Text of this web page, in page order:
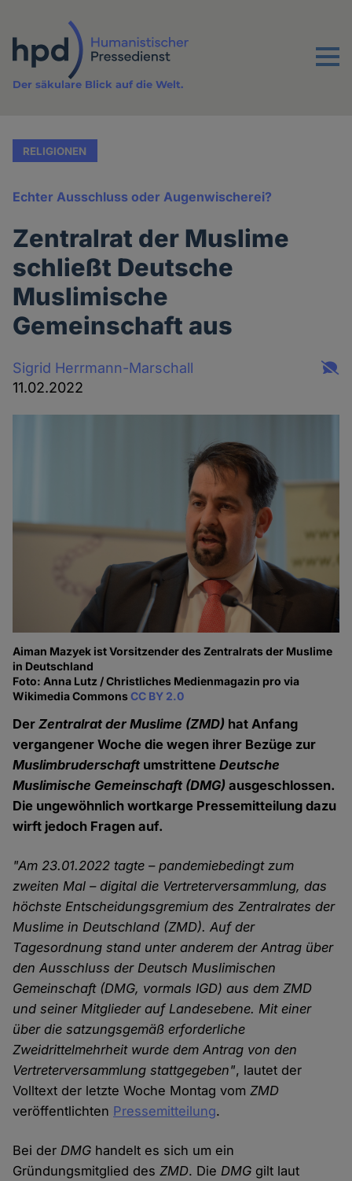
Inhalt
Menu
Der säkulare Blick auf die Welt.
RELIGIONEN
Echter Ausschluss oder Augenwischerei?
Zentralrat der Muslime
schließt Deutsche
Muslimische
Gemeinschaft aus
Sigrid Herrmann-Marschall
11.02.2022
Aiman Mazyek ist Vorsitzender des Zentralrats der Muslime
in Deutschland
Foto: Anna Lutz / Christliches Medienmagazin pro via
Wikimedia CommonsCC BY 2.0
DerZentralrat der Muslime (ZMD) hat Anfang
vergangener Woche die wegen ihrer Bezüge zur
Muslimbruderschaft umstritteneDeutsche
Muslimische Gemeinschaft (DMG) ausgeschlossen.
Die ungewöhnlich wortkarge Pressemitteilung dazu
wirft jedoch Fragen auf.
"Am 23.01.2022 tagte – pandemiebedingt zum
zweiten Mal – digital die Vertreterversammlung, das
höchste Entscheidungsgremium des Zentralrates der
Muslime in Deutschland (ZMD). Auf der
Tagesordnung stand unter anderem der Antrag über
den Ausschluss der Deutsch Muslimischen
Gemeinschaft (DMG, vormals IGD) aus dem ZMD
und seiner Mitglieder auf Landesebene. Mit einer
über die satzungsgemäß erforderliche
Zweidrittelmehrheit wurde dem Antrag von den
Vertreterversammlung stattgegeben", lautet der
Volltext der letzte Woche Montag vomZMD
veröffentlichten Pressemitteilung.
Bei derDMG handelt es sich um ein
Gründungsmitglied desZMD. DieDMG gilt laut